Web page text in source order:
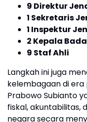
9 Direktur
1 Sekretaris
1 Inspektur
2 Kepala
9 Staf Ahli
Langkah ini juga
kelembagaan di
Prabowo Subianto
fiskal, akuntabilitas,
negara secara